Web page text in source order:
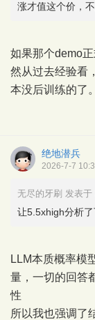
涨才值这个价，
如果那个demo
然从过去经验看
本没后训练的了。
绝地潜兵
2026-7-7
无尽的牙刷 发表于
让5.5xhigh分析了
LLM本质概率模
量，一切的回答
性
所以我也强调了